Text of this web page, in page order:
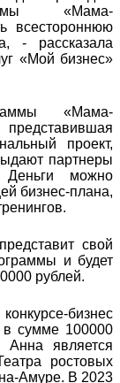
«Мама-
всестороннюю
- рассказала
«Мой бизнес»
«Мама-
проект,
партнеры
Деньги можно
бизнес-плана,
свой
и будет
рублей.
бизнес
в сумме 100000
Анна является
ростовых
Амуре. В 2023